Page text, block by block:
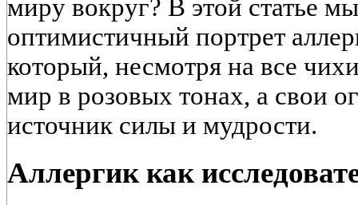
миру вокруг? В этой статье
оптимистичный портрет
который, несмотря на все
мир в розовых тонах, а свои
источник силы и мудрости.
Аллергик как